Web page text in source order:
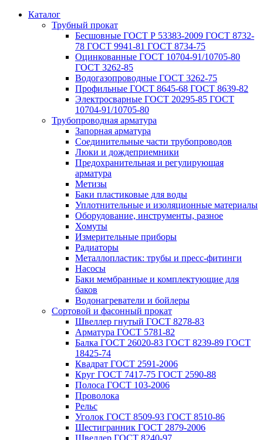
Каталог
Трубный прокат
Беcшовные ГОСТ Р 53383-2009 ГОСТ 8732-
78 ГОСТ 9941-81 ГОСТ 8734-75
Оцинкованные ГОСТ 10704-91/10705-80
ГОСТ 3262-85
Водогазопроводные ГОСТ 3262-75
Профильные ГОСТ 8645-68 ГОСТ 8639-82
Электросварные ГОСТ 20295-85 ГОСТ
10704-91/10705-80
Трубопроводная арматура
Запорная арматура
Соединительные части трубопроводов
Люки и дождеприемники
Предохранительная и регулирующая
арматура
Метизы
Баки пластиковые для воды
Уплотнительные и изоляционные материалы
Оборудование, инструменты, разное
Хомуты
Измерительные приборы
Радиаторы
Металлопластик: трубы и пресс-фитинги
Насосы
Баки мембранные и комплектующие для
баков
Водонагреватели и бойлеры
Сортовой и фасонный прокат
Швеллер гнутый ГОСТ 8278-83
Арматура ГОСТ 5781-82
Балка ГОСТ 26020-83 ГОСТ 8239-89 ГОСТ
18425-74
Квадрат ГОСТ 2591-2006
Круг ГОСТ 7417-75 ГОСТ 2590-88
Полоса ГОСТ 103-2006
Проволока
Рельс
Уголок ГОСТ 8509-93 ГОСТ 8510-86
Шестигранник ГОСТ 2879-2006
Швеллер ГОСТ 8240-97